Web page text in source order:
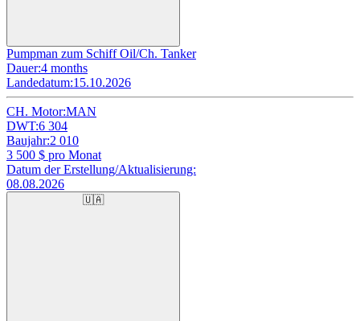
Pumpman zum Schiff Oil/Ch. Tanker
Dauer:4 months
Landedatum:15.10.2026
CH. Motor:MAN
DWT:6 304
Baujahr:2 010
3 500 $ pro Monat
Datum der Erstellung/Aktualisierung:
08.08.2026
🇺🇦